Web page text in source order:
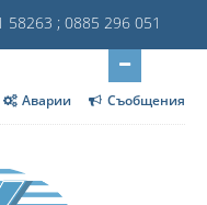
58263 ; 0885 296 051
Аварии Съобщения